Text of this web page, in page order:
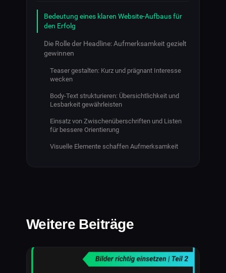
Bedeutung eines klaren Website-Aufbaus für
den Erfolg
Die Rolle der Headline: Aufmerksamkeit gezielt
gewinnen
Teaser gestalten: Kurz und prägnant Interesse
wecken
Body-Text strukturieren: Übersichtlichkeit und
Lesbarkeit gewährleisten
Einsatz von Zwischenüberschriften und Listen
für bessere Orientierung
Visuelle Elemente schaffen Aufmerksamkeit
Weitere Beiträge